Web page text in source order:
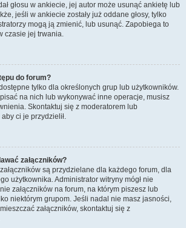
głosu w ankiecie, jej autor może usunąć ankietę lub
jeśli w ankiecie zostały już oddane głosy, tylko
mogą ją zmienić, lub usunąć. Zapobiega to
czasie jej trwania.
do forum?
tylko dla określonych grup lub użytkowników.
na nich lub wykonywać inne operacje, musisz
Skontaktuj się z moderatorem lub
ci je przydzielił.
załączników?
są przydzielane dla każdego forum, dla
użytkownika. Administrator witryny mógł nie
załączników na forum, na którym piszesz lub
niektórym grupom. Jeśli nadal nie masz jasności,
załączników, skontaktuj się z